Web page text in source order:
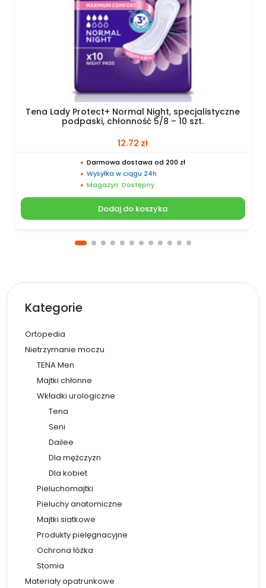
Tena Lady Protect+ Normal Night, specjalistyczne
podpaski, chłonność 5/8 – 10 szt.
12.72 zł
Darmowa dostawa od 200 zł
Wysyłka w ciągu 24h
Magazyn: Dostępny
Dodaj do koszyka
Kategorie
Ortopedia
Nietrzymanie moczu
TENA Men
Majtki chłonne
Wkładki urologiczne
Tena
Seni
Dailee
Dla mężczyzn
Dla kobiet
Pieluchomajtki
Pieluchy anatomiczne
Majtki siatkowe
Produkty pielęgnacyjne
Ochrona łóżka
Stomia
Materiały opatrunkowe